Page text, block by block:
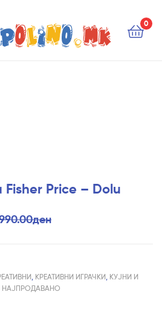
0
Fisher Price – Dolu
ден
КРЕАТИВНИ ИГРАЧКИ КУЈНИ И
НАЈПРОДАВАНО